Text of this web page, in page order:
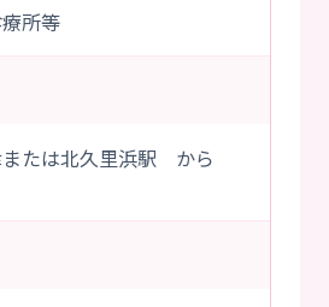
所等
たは北久里浜駅 から